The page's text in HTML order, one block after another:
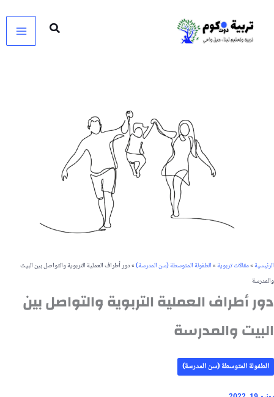
المحتوى
الرئيسية»مقالات تربوية»الطفولة المتوسطة (سن المدرسة)»دور أطراف العملية التربوية والتواصل بين البيت
والمدرسة
دور أطراف العملية التربوية والتواصل بين
البيت والمدرسة
الطفولة المتوسطة (سن المدرسة)